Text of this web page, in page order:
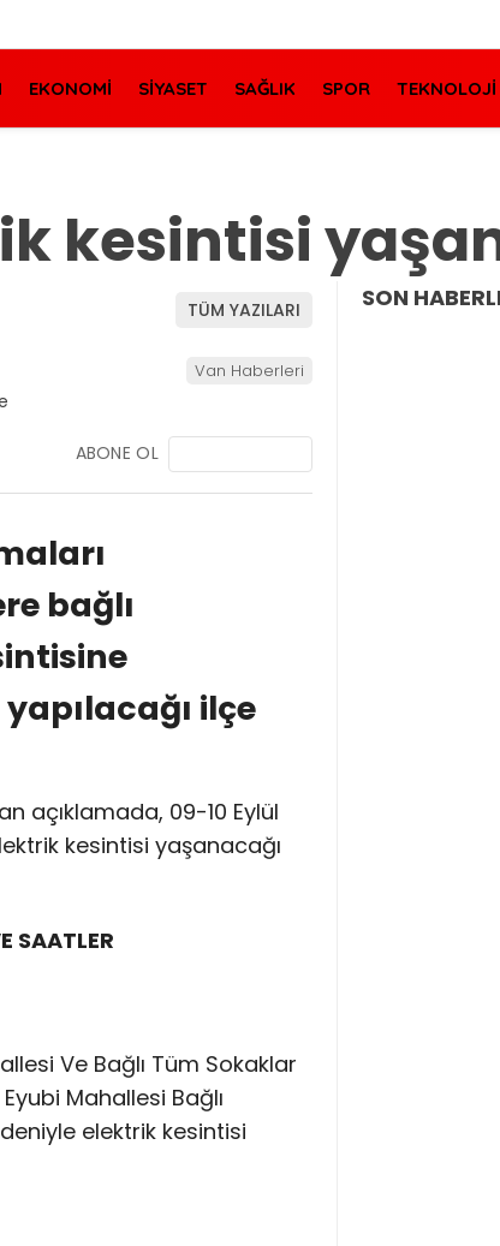
EKONOMİ SİYASET SAĞLIK SPOR TEKNOLOJİ
kesintisi
TÜM YAZILARI
Van Haberleri
ABONE OL
bağlı
ilçe
açıklamada, 09-10 Eylül
kesintisi yaşanacağı
SAATLER
Ve Bağlı Tüm Sokaklar
Mahallesi Bağlı
elektrik kesintisi
SON